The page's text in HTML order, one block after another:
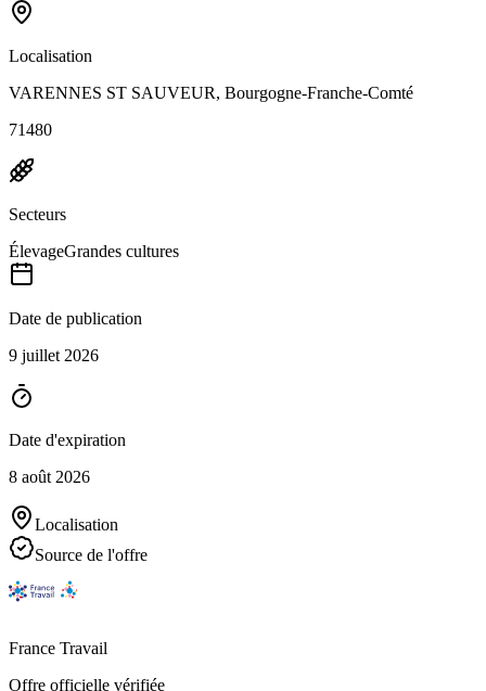
Localisation
VARENNES ST SAUVEUR, Bourgogne-Franche-Comté
71480
Secteurs
ÉlevageGrandes cultures
Date de publication
9 juillet 2026
Date d'expiration
8 août 2026
Localisation
Source de l'offre
France Travail
Offre officielle vérifiée